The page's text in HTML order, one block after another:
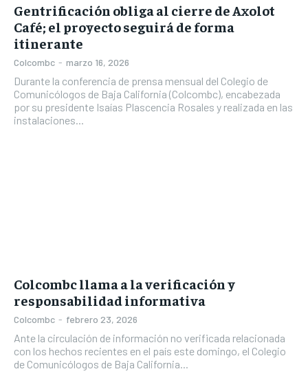
Gentrificación obliga al cierre de Axolot
Café; el proyecto seguirá de forma
itinerante
Colcombc - marzo 16, 2026
Durante la conferencia de prensa mensual del Colegio de
Comunicólogos de Baja California (Colcombc), encabezada
por su presidente Isaías Plascencia Rosales y realizada en las
instalaciones...
Colcombc llama a la verificación y
responsabilidad informativa
Colcombc - febrero 23, 2026
Ante la circulación de información no verificada relacionada
con los hechos recientes en el país este domingo, el Colegio
de Comunicólogos de Baja California...